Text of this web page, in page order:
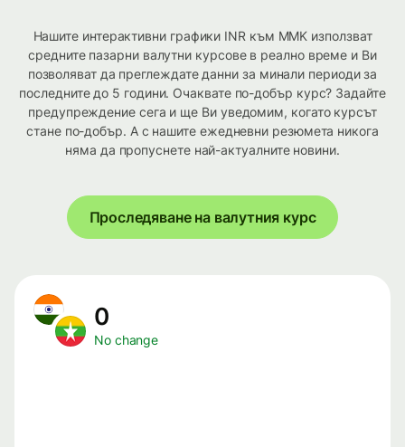
Нашите интерактивни графики INR към MMK използват
средните пазарни валутни курсове в реално време и Ви
позволяват да преглеждате данни за минали периоди за
последните до 5 години. Очаквате по-добър курс? Задайте
предупреждение сега и ще Ви уведомим, когато курсът
стане по-добър. А с нашите ежедневни резюмета никога
няма да пропуснете най-актуалните новини.
Проследяване на валутния курс
0
No change